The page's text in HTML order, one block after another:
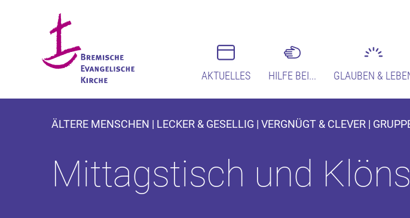
AKTUELLES HILFE BEI... GLAUBEN &
ÄLTERE MENSCHEN | LECKER & GESELLIG | VERGNÜGT & CLEVER |
Mittagstisch und